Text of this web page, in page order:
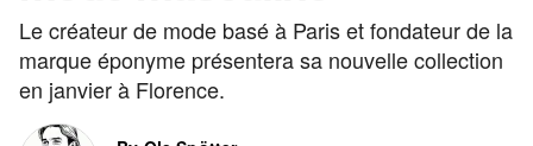
Le créateur de mode basé à Paris et fondateur de la
marque éponyme présentera sa nouvelle collection
en janvier à Florence.